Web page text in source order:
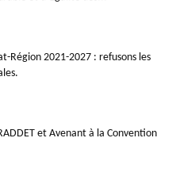
Région 2021-2027 : refusons les
et Avenant à la Convention